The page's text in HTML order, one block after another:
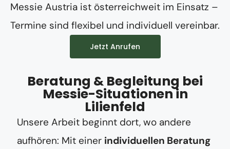
Messie Austria ist österreichweit im Einsatz –
Termine sind flexibel und individuell vereinbar.
Jetzt Anrufen
Beratung & Begleitung bei
Messie-Situationen in
Lilienfeld
Unsere Arbeit beginnt dort, wo andere
aufhören: Mit einer individuellen Beratung